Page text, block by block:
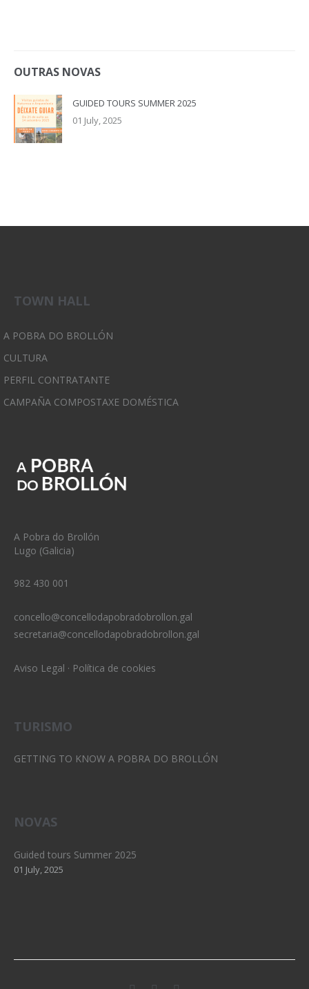
OUTRAS NOVAS
GUIDED TOURS SUMMER 2025
01 July, 2025
TOWN HALL
A POBRA DO BROLLÓN
CULTURA
PERFIL CONTRATANTE
CAMPAÑA COMPOSTAXE DOMÉSTICA
A Pobra do Brollón
Lugo (Galicia)
982 430 001
concello@concellodapobradobrollon.gal
secretaria@concellodapobradobrollon.gal
Aviso Legal · Política de cookies
TURISMO
GETTING TO KNOW A POBRA DO BROLLÓN
NOVAS
Guided tours Summer 2025
01 July, 2025